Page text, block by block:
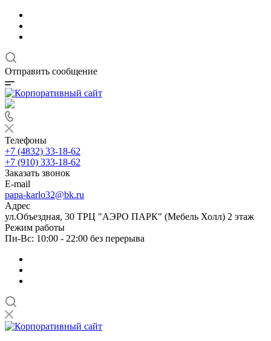
Отправить сообщение
Телефоны
+7 (4832) 33-18-62
+7 (910) 333-18-62
Заказать звонок
E-mail
papa-karlo32@bk.ru
Адрес
ул.Объездная, 30 ТРЦ "АЭРО ПАРК" (Мебель Холл) 2 этаж
Режим работы
Пн-Вс: 10:00 - 22:00 без перерыва